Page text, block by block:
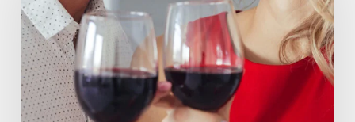
tu
pareja
por
San
Valentín